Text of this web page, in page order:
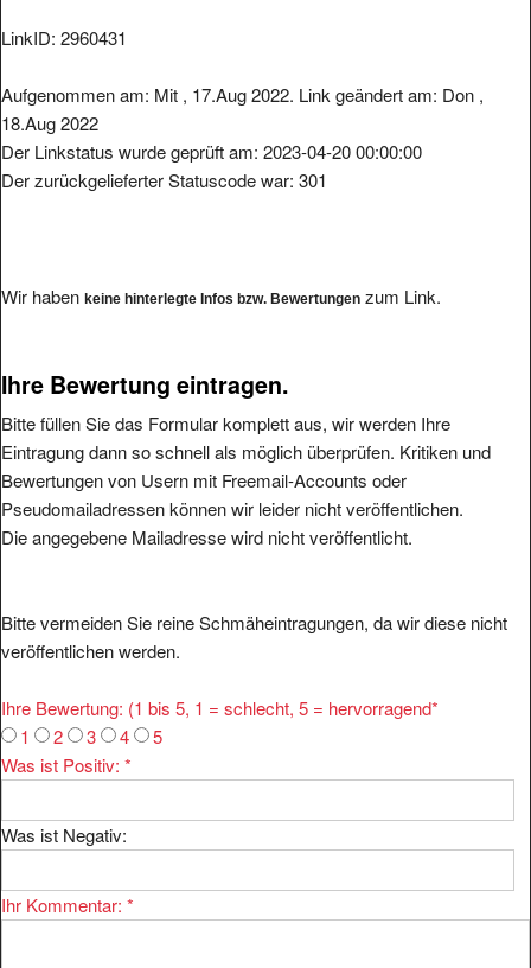
LinkID: 2960431
Aufgenommen am: Mit , 17.Aug 2022. Link geändert am: Don ,
18.Aug 2022
Der Linkstatus wurde geprüft am: 2023-04-20 00:00:00
Der zurückgelieferter Statuscode war: 301
Wir haben keine hinterlegte Infos bzw. Bewertungen zum Link.
Ihre Bewertung eintragen.
Bitte füllen Sie das Formular komplett aus, wir werden Ihre
Eintragung dann so schnell als möglich überprüfen. Kritiken und
Bewertungen von Usern mit Freemail-Accounts oder
Pseudomailadressen können wir leider nicht veröffentlichen.
Die angegebene Mailadresse wird nicht veröffentlicht.
Bitte vermeiden Sie reine Schmäheintragungen, da wir diese nicht
veröffentlichen werden.
Ihre Bewertung: (1 bis 5, 1 = schlecht, 5 = hervorragend*
1
2 3 4
5
Was ist Positiv: *
Was ist Negativ:
Ihr Kommentar: *